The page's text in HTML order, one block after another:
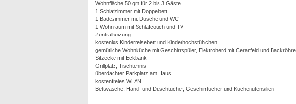
Wohnfläche 50 qm für 2 bis 3 Gäste
1 Schlafzimmer mit Doppelbett
1 Badezimmer mit Dusche und WC
1 Wohnraum mit Schlafcouch und TV
Zentralheizung
kostenlos Kinderreisebett und Kinderhochstühlchen
gemütliche Wohnküche mit Geschirrspüler, Elektroherd mit Ceranfeld und Backröhre
Sitzecke mit Eckbank
Grillplatz, Tischtennis
überdachter Parkplatz am Haus
kostenfreies WLAN
Bettwäsche, Hand- und Duschtücher, Geschirrtücher und Küchenutensilien